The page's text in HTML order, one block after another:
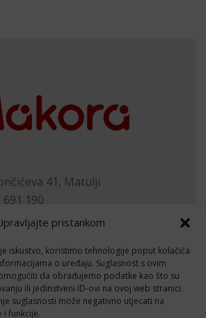
pristankom
iskustvo, koristimo tehnologije poput kolačića
o uređaju. Suglasnost s ovim
da obrađujemo podatke kao što su
ili jedinstveni ID-ovi na ovoj web stranici.
suglasnosti može negativno utjecati na
i funkcije.
41, Matulji
190
(EU)